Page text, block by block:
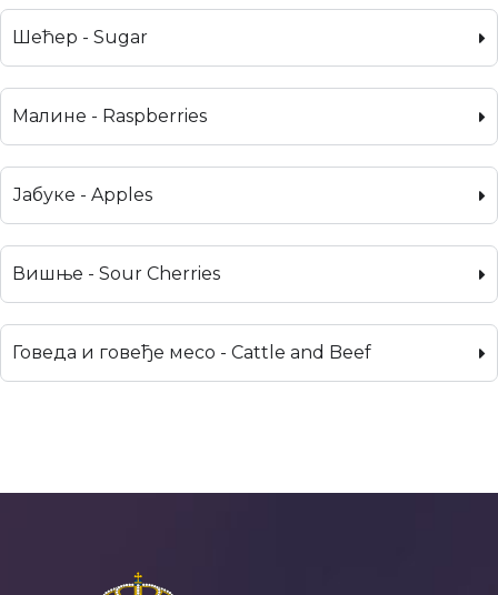
Шећер - Sugar
Малине - Raspberries
Јабуке - Apples
Вишње - Sour Cherries
Говеда и говеђе месо - Cattle and Beef